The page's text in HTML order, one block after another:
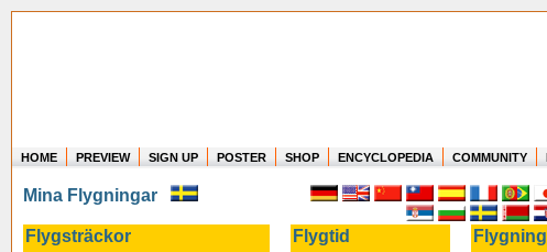
Where in the world have you flown?
How long have you been in the air?
Create your own FlightMemory and see!
HOME PREVIEW SIGN UP POSTER SHOP ENCYCLOPEDIA COMMUNITY
Mina Flygningar
Flygsträckor Flygtid